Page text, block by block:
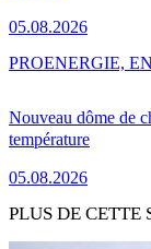
05.08.2026
Nouveau dôme de
température
05.08.2026
PROENERGIE,
PLUS DE CETTE